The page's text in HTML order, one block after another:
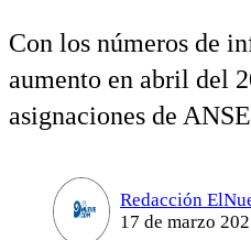
Con los números de
aumento en abril del
asignaciones de
Redacción
17 de marzo